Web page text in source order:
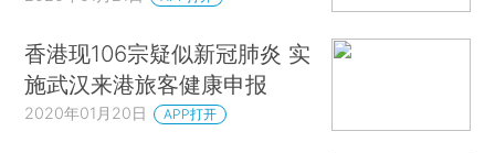
香港现106宗疑似新冠肺炎 实
施武汉来港旅客健康申报
2020年01月20日 APP打开